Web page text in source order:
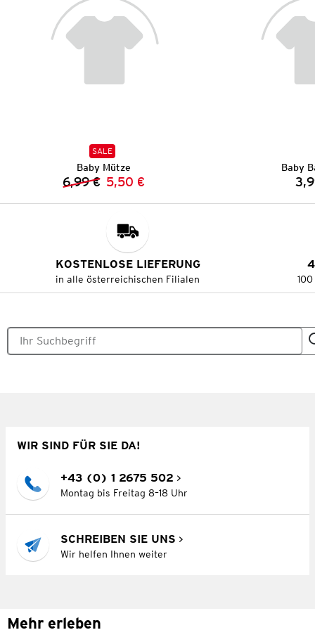
SALE
Baby Mütze
Vorheriger Preis:
6,99 € Neuer Preis:
5,50 €
Baby
KOSTENLOSE LIEFERUNG
in alle österreichischen Filialen
WIR SIND FÜR SIE DA!
+43 (0) 1 2675 502
Montag bis Freitag 8–18 Uhr
SCHREIBEN SIE UNS
Wir helfen Ihnen weiter
Mehr erleben